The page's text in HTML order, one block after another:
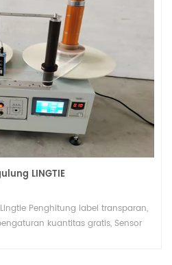
LINGTIE
Penghitung label transparan,
kuantitas gratis, Sensor